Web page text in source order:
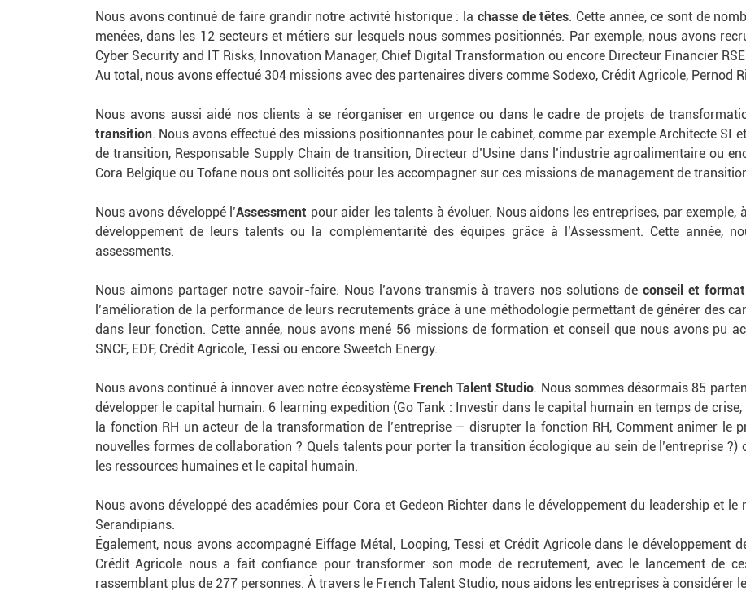
Nous avons continué de faire grandir notre activité historique : la chasse de têtes. Cette année, ce sont de
menées, dans les 12 secteurs et métiers sur lesquels nous sommes positionnés. Par exemple, nous avons
Cyber Security and IT Risks, Innovation Manager, Chief Digital Transformation ou encore Directeur Financier
Au total, nous avons effectué 304 missions avec des partenaires divers comme Sodexo, Crédit Agricole, Pernod
Nous avons aussi aidé nos clients à se réorganiser en urgence ou dans le cadre de projets de
transition. Nous avons effectué des missions positionnantes pour le cabinet, comme par exemple Architecte SI
de transition, Responsable Supply Chain de transition, Directeur d’Usine dans l’industrie agroalimentaire ou
Cora Belgique ou Tofane nous ont sollicités pour les accompagner sur ces missions de management de
Nous avons développé l’Assessment pour aider les talents à évoluer. Nous aidons les entreprises, par
développement de leurs talents ou la complémentarité des équipes grâce à l’Assessment. Cette année,
assessments.
Nous aimons partager notre savoir-faire. Nous l’avons transmis à travers nos solutions de conseil et
l’amélioration de la performance de leurs recrutements grâce à une méthodologie permettant de générer des
dans leur fonction. Cette année, nous avons mené 56 missions de formation et conseil que nous avons pu
SNCF, EDF, Crédit Agricole, Tessi ou encore Sweetch Energy.
Nous avons continué à innover avec notre écosystème French Talent Studio. Nous sommes désormais 85
développer le capital humain. 6 learning expedition (Go Tank : Investir dans le capital humain en temps de
la fonction RH un acteur de la transformation de l’entreprise – disrupter la fonction RH, Comment animer le
nouvelles formes de collaboration ? Quels talents pour porter la transition écologique au sein de l’entreprise
les ressources humaines et le capital humain.
Nous avons développé des académies pour Cora et Gedeon Richter dans le développement du leadership et
Serandipians.
Également, nous avons accompagné Eiffage Métal, Looping, Tessi et Crédit Agricole dans le développement
Crédit Agricole nous a fait confiance pour transformer son mode de recrutement, avec le lancement de
rassemblant plus de 277 personnes. À travers le French Talent Studio, nous aidons les entreprises à considérer